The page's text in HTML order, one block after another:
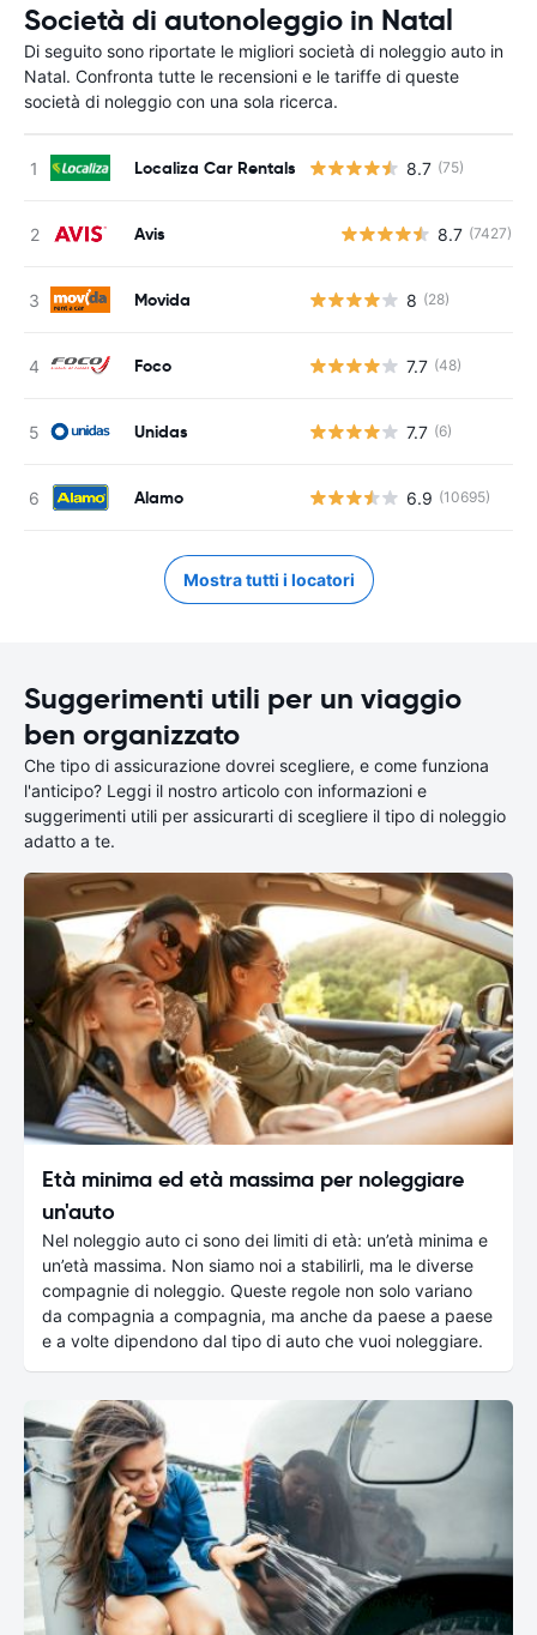
Società di autonoleggio in Natal
Di seguito sono riportate le migliori società di noleggio auto in
Natal. Confronta tutte le recensioni e le tariffe di queste
società di noleggio con una sola ricerca.
Localiza Car Rentals 8.7 (75)
Avis 8.7 (7427)
Movida 8 (28)
Foco 7.7 (48)
Unidas 7.7 (6)
Alamo 6.9 (10695)
Mostra tutti i locatori
Suggerimenti utili per un viaggio
ben organizzato
Che tipo di assicurazione dovrei scegliere, e come funziona
l'anticipo? Leggi il nostro articolo con informazioni e
suggerimenti utili per assicurarti di scegliere il tipo di noleggio
adatto a te.
Età minima ed età massima per noleggiare
un'auto
Nel noleggio auto ci sono dei limiti di età: un’età minima e
un’età massima. Non siamo noi a stabilirli, ma le diverse
compagnie di noleggio. Queste regole non solo variano
da compagnia a compagnia, ma anche da paese a paese
e a volte dipendono dal tipo di auto che vuoi noleggiare.